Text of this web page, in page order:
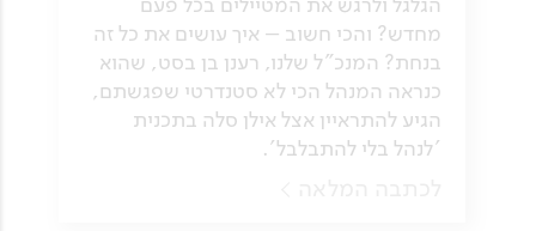
מחדש? והכי חשוב – איך עושים את כל זה
בנחת? המנכ"ל שלנו, רענן בן בסט, שהוא
כנראה המנהל הכי לא סטנדרטי שפגשתם,
הגיע להתראיין אצל אילן סלה בתכנית
'לנהל בלי להתבלבל'.